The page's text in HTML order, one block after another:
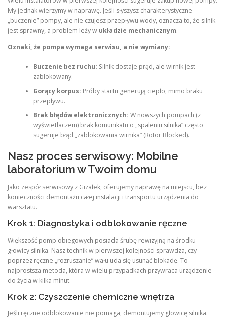
My jednak wierzymy w naprawę. Jeśli słyszysz charakterystyczne
„buczenie” pompy, ale nie czujesz przepływu wody, oznacza to, że silnik
jest sprawny, a problem leży w układzie mechanicznym.
Oznaki, że pompa wymaga serwisu, a nie wymiany:
Buczenie bez ruchu: Silnik dostaje prąd, ale wirnik jest
zablokowany.
Gorący korpus: Próby startu generują ciepło, mimo braku
przepływu.
Brak błędów elektronicznych: W nowszych pompach (z
wyświetlaczem) brak komunikatu o „spaleniu silnika” często
sugeruje błąd „zablokowania wirnika” (Rotor Blocked).
Nasz proces serwisowy: Mobilne
laboratorium w Twoim domu
Jako zespół serwisowy z Gizałek, oferujemy naprawę na miejscu, bez
konieczności demontażu całej instalacji i transportu urządzenia do
warsztatu.
Krok 1: Diagnostyka i odblokowanie ręczne
Większość pomp obiegowych posiada śrubę rewizyjną na środku
głowicy silnika. Nasz technik w pierwszej kolejności sprawdza, czy
poprzez ręczne „rozruszanie” wału uda się usunąć blokadę. To
najprostsza metoda, która w wielu przypadkach przywraca urządzenie
do życia w kilka minut.
Krok 2: Czyszczenie chemiczne wnętrza
Jeśli ręczne odblokowanie nie pomaga, demontujemy głowicę silnika.